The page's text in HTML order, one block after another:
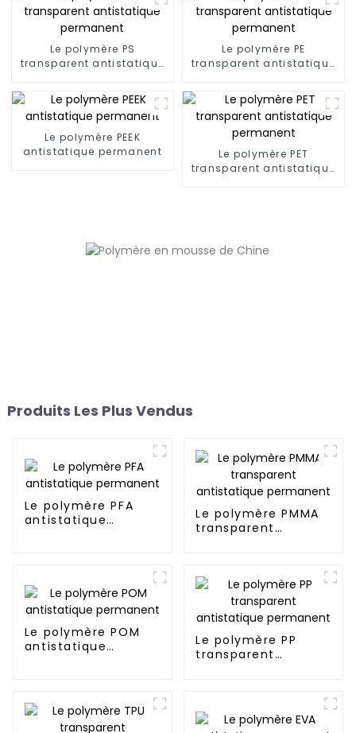
Le polymère PS
transparent antistatique
Le polymère PE
transparent antistatique
Le polymère PEEK
antistatique permanent
Le polymère PET
transparent antistatique
Produits Les Plus Vendus
Le polymère PFA
antistatique
Le polymère PMMA
transparent
Le polymère POM
antistatique
Le polymère PP
transparent